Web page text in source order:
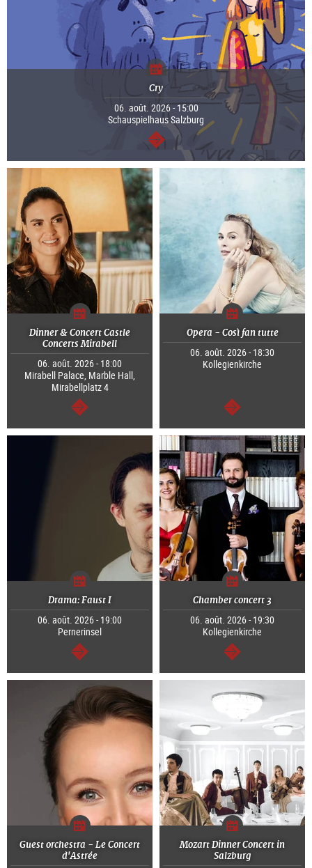
Cry
06. août. 2026 - 15:00
Schauspielhaus Salzburg
Continuer
Dinner & Concert Castle
Concerts Mirabell
06. août. 2026 - 18:00
Mirabell Palace, Marble Hall,
Mirabellplatz 4
Continuer
Opera - Così fan tutte
06. août. 2026 - 18:30
Kollegienkirche
Continuer
Drama: Faust I
06. août. 2026 - 19:00
Pernerinsel
Continuer
Chamber concert 3
06. août. 2026 - 19:30
Kollegienkirche
Continuer
Guest orchestra - Le Concert
d'Astrée
Mozart Dinner Concert in
Salzburg